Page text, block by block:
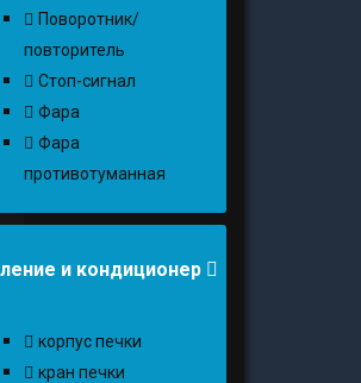
Поворотник/
повторитель
Стоп-сигнал
Фара
Фара
противотуманная
и кондиционер
корпус печки
кран печки